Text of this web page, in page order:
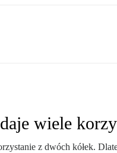
wiele
z dwóch kółek.